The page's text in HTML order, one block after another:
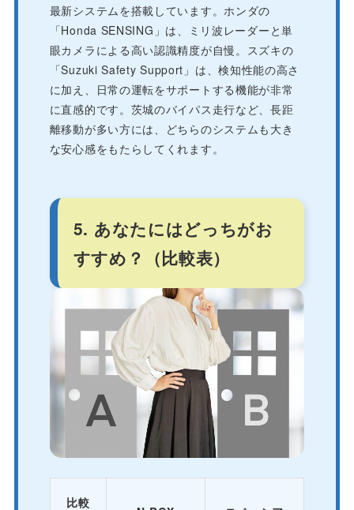
最新システムを搭載しています。ホンダの
「Honda SENSING」は、ミリ波レーダーと単
眼カメラによる高い認識精度が自慢。スズキの
「Suzuki Safety Support」は、検知性能の高さ
に加え、日常の運転をサポートする機能が非常
に直感的です。茨城のバイパス走行など、長距
離移動が多い方には、どちらのシステムも大き
な安心感をもたらしてくれます。
5. あなたにはどっちがお
すすめ？（比較表）
比較